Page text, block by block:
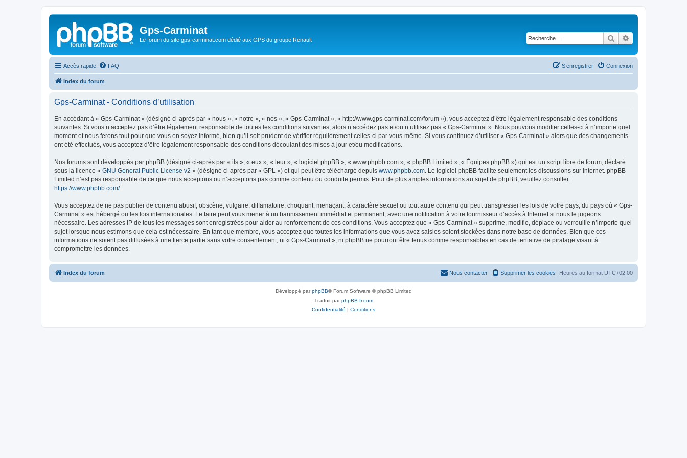
Gps-Carminat
Le forum du site gps-carminat.com dédié aux GPS du groupe Renault Rechercher
Accès rapide FAQ Connexion
S’enregistrer
Index du forum
Gps-Carminat - Conditions d’utilisation
En accédant à « Gps-Carminat » (désigné ci-après par « nous », « notre », « nos », « Gps-Carminat », « http://www.gps-carminat.com/forum »), vous acceptez d’être légalement responsable des conditions
suivantes. Si vous n’acceptez pas d’être légalement responsable de toutes les conditions suivantes, alors n’accédez pas et/ou n’utilisez pas « Gps-Carminat ». Nous pouvons modifier celles-ci à n’importe quel
moment et nous ferons tout pour que vous en soyez informé, bien qu’il soit prudent de vérifier régulièrement celles-ci par vous-même. Si vous continuez d’utiliser « Gps-Carminat » alors que des changements
ont été effectués, vous acceptez d’être légalement responsable des conditions découlant des mises à jour et/ou modifications.
Nos forums sont développés par phpBB (désigné ci-après par « ils », « eux », « leur », « logiciel phpBB », « www.phpbb.com », « phpBB Limited », « Équipes phpBB ») qui est un script libre de forum, déclaré
sous la licence « GNU General Public License v2 » (désigné ci-après par « GPL ») et qui peut être téléchargé depuis www.phpbb.com . Le logiciel phpBB facilite seulement les discussions sur Internet. phpBB
Limited n’est pas responsable de ce que nous acceptons ou n’acceptons pas comme contenu ou conduite permis. Pour de plus amples informations au sujet de phpBB, veuillez consulter :
https://www.phpbb.com/.
Vous acceptez de ne pas publier de contenu abusif, obscène, vulgaire, diffamatoire, choquant, menaçant, à caractère sexuel ou tout autre contenu qui peut transgresser les lois de votre pays, du pays où « Gps-
Carminat » est hébergé ou les lois internationales. Le faire peut vous mener à un bannissement immédiat et permanent, avec une notification à votre fournisseur d’accès à Internet si nous le jugeons
nécessaire. Les adresses IP de tous les messages sont enregistrées pour aider au renforcement de ces conditions. Vous acceptez que « Gps-Carminat » supprime, modifie, déplace ou verrouille n’importe quel
sujet lorsque nous estimons que cela est nécessaire. En tant que membre, vous acceptez que toutes les informations que vous avez saisies soient stockées dans notre base de données. Bien que ces
informations ne soient pas diffusées à une tierce partie sans votre consentement, ni « Gps-Carminat », ni phpBB ne pourront être tenus comme responsables en cas de tentative de piratage visant à
compromettre les données.
Index du forum Heures au format UTC+02:00
Supprimer les cookies
Nous contacter
Développé parphpBB® Forum Software © phpBB Limited
Traduit parphpBB-fr.com
Confidentialité | Conditions